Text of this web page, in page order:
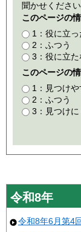
聞かせください
このページの
1：役に立っ
2：ふつう
3：役に立た
このページの
1：見つけ
2：ふつう
3：見つけに
令和8年
令和8年6月第4